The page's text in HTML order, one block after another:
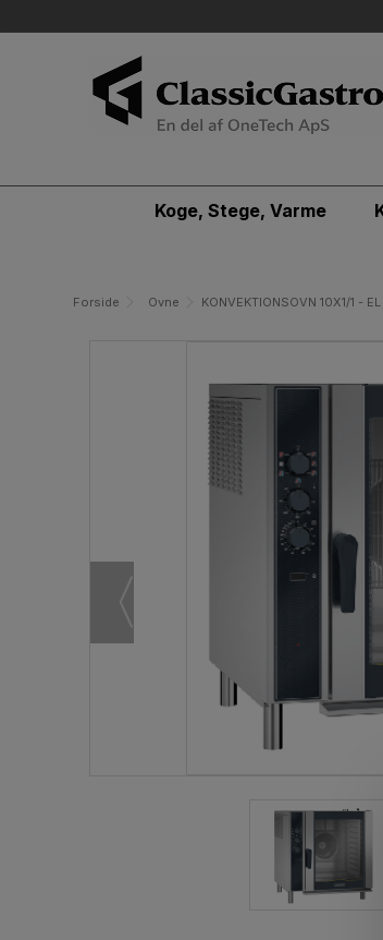
Koge, Stege, Varme
Forside Ovne KONVEKTIONSOVN 10X1/1 - EL